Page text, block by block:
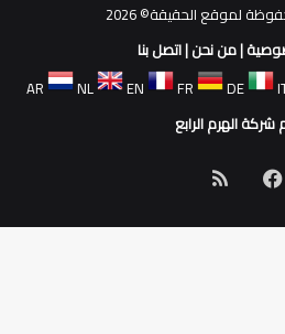
لموقع الحقيقة© 2026
|من نحن|اتصل بنا
AR
NL EN FR DE
الهرم الرابع
فيسبوك
الموقع